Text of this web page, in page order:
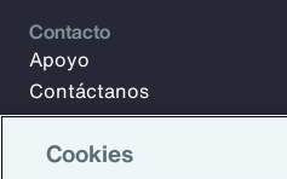
Contacto
Apoyo
Contáctanos
Cookies